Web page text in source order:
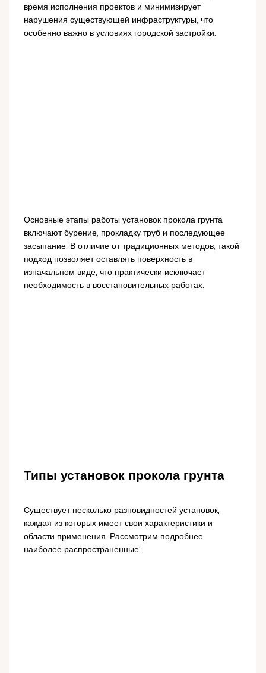
время исполнения проектов и минимизирует
нарушения существующей инфраструктуры, что
особенно важно в условиях городской застройки.
Основные этапы работы установок прокола грунта
включают бурение, прокладку труб и последующее
засыпание. В отличие от традиционных методов, такой
подход позволяет оставлять поверхность в
изначальном виде, что практически исключает
необходимость в восстановительных работах.
Типы установок прокола грунта
Существует несколько разновидностей установок,
каждая из которых имеет свои характеристики и
области применения. Рассмотрим подробнее
наиболее распространенные: